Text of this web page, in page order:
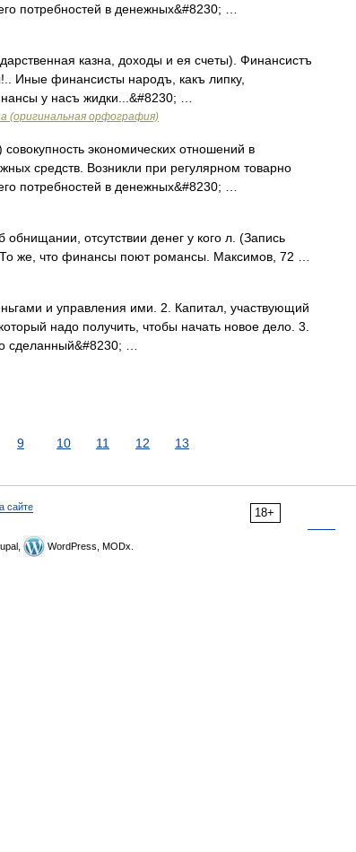
потребностей в денежных&#8230; …
казна, доходы и ея счеты). Финансистъ
Иные финансисты народъ, какъ липку,
у насъ жидки...&#8230; …
(оригинальная орфография)
экономических отношений в
средств. Возникли при регулярном товарно
потребностей в денежных&#8230; …
отсутствии денег у кого л. (Запись
же, что финансы поют романсы. Максимов, 72 …
и управления ими. 2. Капитал, участвующий
надо получить, чтобы начать новое дело. 3.
сделанный&#8230; …
9 10 11 12 13
18+
сайте
WordPress, MODx.